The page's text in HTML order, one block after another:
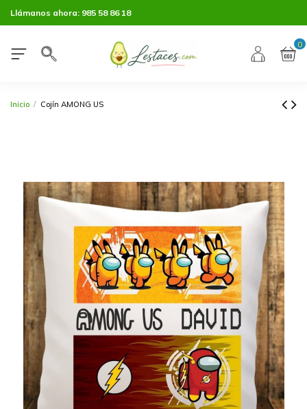
Llámanos ahora: 985 58 86 18
0
Inicio Cojín AMONG US